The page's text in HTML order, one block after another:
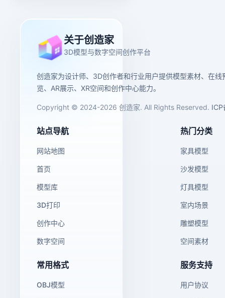
关于创造家
3D模型与数字空间创作平台
创造家为设计师、3D创作者和行业用户提供模型素材、在线
览、AR展示、XR空间和创作中心能力。
Copyright © 2024-2026 创造家. All Rights Reserved. ICP
站点导航
网站地图
首页
模型库
3D打印
创作中心
数字空间
热门分类
家具模型
沙发模型
灯具模型
室内场景
雕塑模型
空间素材
常用格式
OBJ模型
服务支持
用户协议